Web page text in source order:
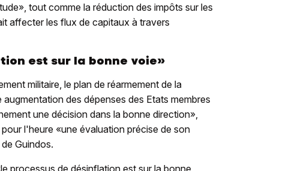
tout comme la réduction des impôts sur les
affecter les flux de capitaux à travers
est sur la bonne voie»
militaire, le plan de réarmement de la
des dépenses des Etats membres
une décision dans la bonne direction»,
l'heure «une évaluation précise de son
Guindos.